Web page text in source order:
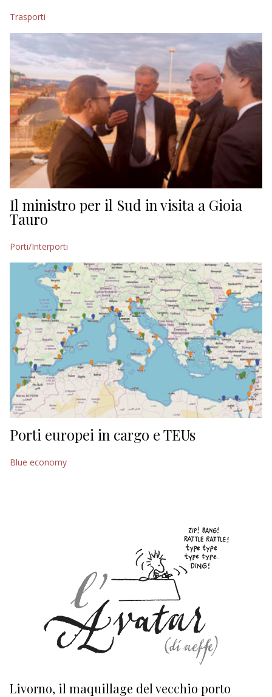
Trasporti
Il ministro per il Sud in visita a Gioia
Tauro
Porti/Interporti
Porti europei in cargo e TEUs
Blue economy
Livorno, il maquillage del vecchio porto